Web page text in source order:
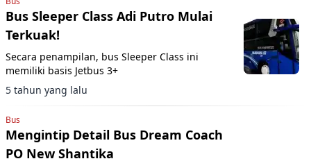
Bus Sleeper Class Adi Putro Mulai
Terkuak!
Secara penampilan, bus Sleeper Class ini
memiliki basis Jetbus 3+
5 tahun yang lalu
Bus
Mengintip Detail Bus Dream Coach
PO New Shantika